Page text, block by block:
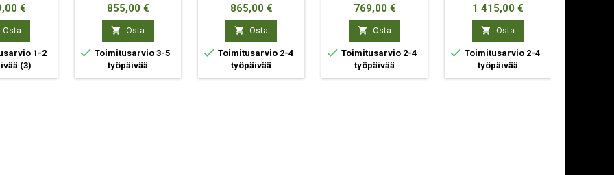
512 GB
FI 6
€
Osta
1-2
(3)
WI-FI 6E (802.11AX)
MACOS TAHOE
INDIGO
Hinta
855,00 €
 Osta
 Toimitusarvio 3-5
työpäivää
WI-FI 6E (802.11AX)
MACOS TAHOE
HOPEA
Hinta
865,00 €
 Osta
 Toimitusarvio 2-4
työpäivää
WI-FI 6E (802.11AX)
MACOS TAHOE LIME
Hinta
769,00 €
 Osta
 Toimitusarvio 2-4
työpäivää
TIETOKONE 35,6 CM
(14")
KOSKETUSNÄYTTÖ
Hinta
1 415,00 €
 Osta
 Toimitusarvio 2-4
työpäivää